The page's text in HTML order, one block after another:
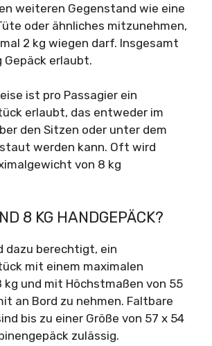
weiteren Gegenstand wie eine
oder ähnliches mitzunehmen,
2 kg wiegen darf. Insgesamt
Gepäck erlaubt.
ist pro Passagier ein
erlaubt, das entweder im
den Sitzen oder unter dem
werden kann. Oft wird
von 8 kg
8 KG HANDGEPÄCK?
dazu berechtigt, ein
mit einem maximalen
kg und mit Höchstmaßen von 55
an Bord zu nehmen. Faltbare
bis zu einer Größe von 57 x 54
zulässig.